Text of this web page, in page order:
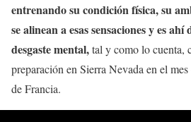
entrenando su condición física, su
se alinean a esas sensaciones y es
desgaste mental,tal y como lo cuenta,
preparación en Sierra Nevada en el
de Francia.